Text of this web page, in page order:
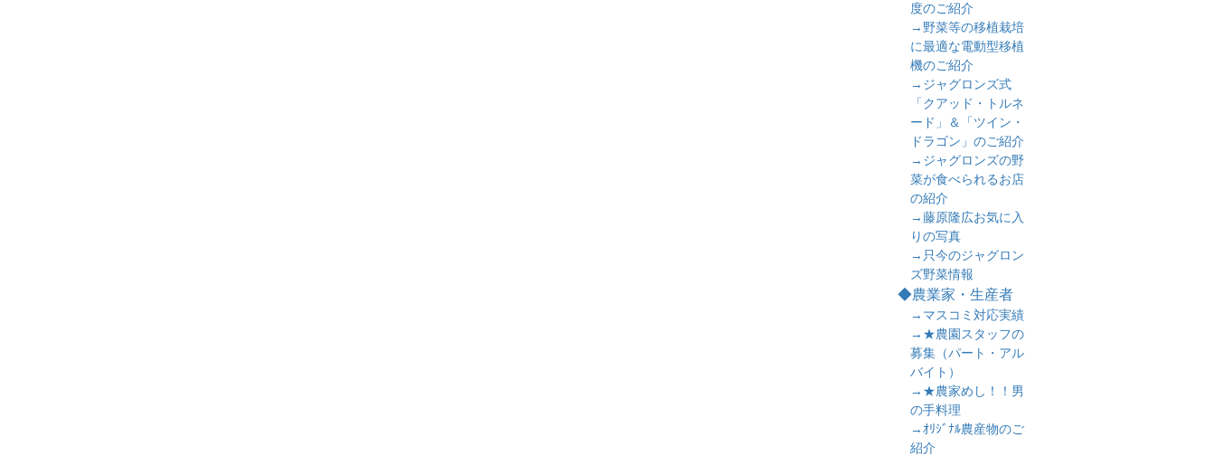
度のご紹介
→野菜等の移植栽培
に最適な電動型移植
機のご紹介
→ジャグロンズ式
「クアッド・トルネ
ード」＆「ツイン・
ドラゴン」のご紹介
→ジャグロンズの野
菜が食べられるお店
の紹介
→藤原隆広お気に入
りの写真
→只今のジャグロン
ズ野菜情報
◆農業家・生産者
→マスコミ対応実績
→★農園スタッフの
募集（パート・アル
バイト）
→★農家めし！！男
の手料理
→ｵﾘｼﾞﾅﾙ農産物のご
紹介